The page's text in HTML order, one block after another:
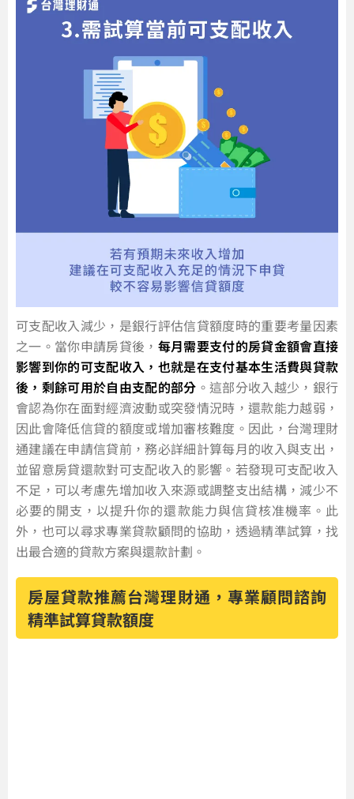
可支配收入減少，是銀行評估信貸額度時的重要考量因素
之一。當你申請房貸後， 每月需要支付的房貸金額會直接
影響到你的可支配收入，也就是在支付基本生活費與貸款
後，剩餘可用於自由支配的部分 。這部分收入越少，銀行
會認為你在面對經濟波動或突發情況時，還款能力越弱，
因此會降低信貸的額度或增加審核難度。因此，台灣理財
通建議在申請信貸前，務必詳細計算每月的收入與支出，
並留意房貸還款對可支配收入的影響。若發現可支配收入
不足，可以考慮先增加收入來源或調整支出結構，減少不
必要的開支，以提升你的還款能力與信貸核准機率。此
外，也可以尋求專業貸款顧問的協助，透過精準試算，找
出最合適的貸款方案與還款計劃。
房屋貸款推薦台灣理財通，專業顧問諮詢
精準試算貸款額度